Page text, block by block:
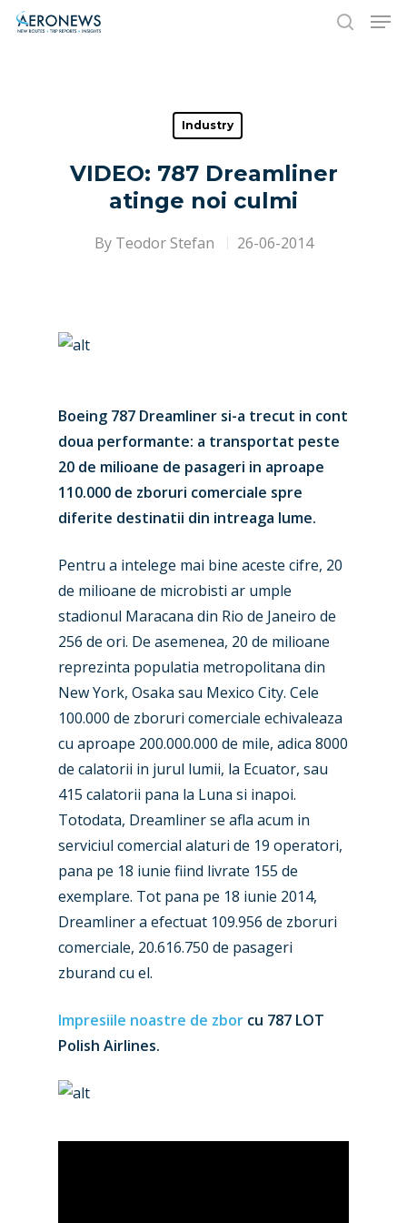
Hit enter to search or ESC to close
Industry
VIDEO: 787 Dreamliner
atinge noi culmi
By Teodor Stefan 26-06-2014
Boeing 787 Dreamliner si-a trecut in cont
doua performante: a transportat peste
20 de milioane de pasageri in aproape
110.000 de zboruri comerciale spre
diferite destinatii din intreaga lume.
Pentru a intelege mai bine aceste cifre, 20
de milioane de microbisti ar umple
stadionul Maracana din Rio de Janeiro de
256 de ori. De asemenea, 20 de milioane
reprezinta populatia metropolitana din
New York, Osaka sau Mexico City. Cele
100.000 de zboruri comerciale echivaleaza
cu aproape 200.000.000 de mile, adica 8000
de calatorii in jurul lumii, la Ecuator, sau
415 calatorii pana la Luna si inapoi.
Totodata, Dreamliner se afla acum in
serviciul comercial alaturi de 19 operatori,
pana pe 18 iunie fiind livrate 155 de
exemplare. Tot pana pe 18 iunie 2014,
Dreamliner a efectuat 109.956 de zboruri
comerciale, 20.616.750 de pasageri
zburand cu el.
Impresiile noastre de zbor cu 787 LOT
Polish Airlines.